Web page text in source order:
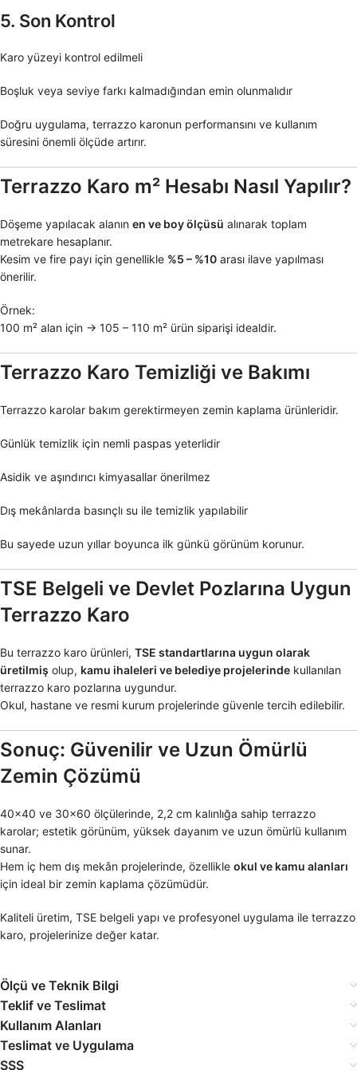
5. Son Kontrol
Karo yüzeyi kontrol edilmeli
Boşluk veya seviye farkı kalmadığından emin olunmalıdır
Doğru uygulama, terrazzo karonun performansını ve kullanım
süresini önemli ölçüde artırır.
Terrazzo Karo m² Hesabı Nasıl Yapılır?
Döşeme yapılacak alanın en ve boy ölçüsü alınarak toplam
metrekare hesaplanır.
Kesim ve fire payı için genellikle %5 – %10 arası ilave yapılması
önerilir.
Örnek:
100 m² alan için → 105 – 110 m² ürün siparişi idealdir.
Terrazzo Karo Temizliği ve Bakımı
Terrazzo karolar bakım gerektirmeyen zemin kaplama ürünleridir.
Günlük temizlik için nemli paspas yeterlidir
Asidik ve aşındırıcı kimyasallar önerilmez
Dış mekânlarda basınçlı su ile temizlik yapılabilir
Bu sayede uzun yıllar boyunca ilk günkü görünüm korunur.
TSE Belgeli ve Devlet Pozlarına Uygun
Terrazzo Karo
Bu terrazzo karo ürünleri, TSE standartlarına uygun olarak
üretilmiş olup, kamu ihaleleri ve belediye projelerinde kullanılan
terrazzo karo pozlarına uygundur.
Okul, hastane ve resmi kurum projelerinde güvenle tercih edilebilir.
Sonuç: Güvenilir ve Uzun Ömürlü
Zemin Çözümü
40×40 ve 30×60 ölçülerinde, 2,2 cm kalınlığa sahip terrazzo
karolar; estetik görünüm, yüksek dayanım ve uzun ömürlü kullanım
sunar.
Hem iç hem dış mekân projelerinde, özellikle okul ve kamu alanları
için ideal bir zemin kaplama çözümüdür.
Kaliteli üretim, TSE belgeli yapı ve profesyonel uygulama ile terrazzo
karo, projelerinize değer katar.
Ölçü ve Teknik Bilgi
Teklif ve Teslimat
Kullanım Alanları
Teslimat ve Uygulama
SSS